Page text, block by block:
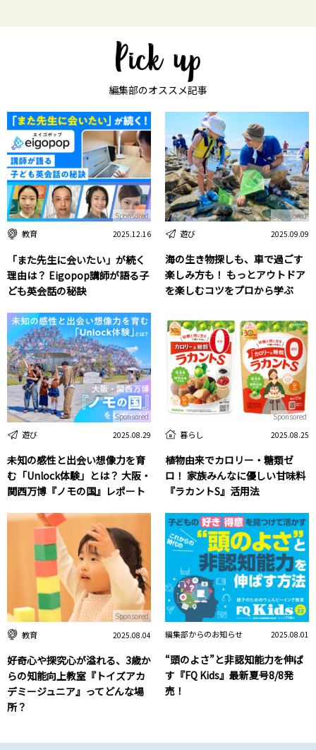
編集部のオススメ記事
教育 2025.12.16
「また先生に会いたい」が続く
理由は？ Eigopop講師が語る子
ども英会話の秘訣
Sponsored
遊び 2025.09.09
海の生き物探しも、車で過ごす
楽しみ方も！ もっとアウトドア
を楽しむコツをプロから学ぶ
Sponsored
遊び 2025.08.29
未知の感性と出会い想像力を育
む「Unlock体験」とは？ 大阪・
関西万博『ノモの国』レポート
Sponsored
暮らし 2025.08.25
植物由来でカロリー・糖類ゼ
ロ！ 家族みんなに優しい甘味料
『ラカントS』活用法
Sponsored
教育 2025.08.04
好奇心や探究心が溢れる、3歳か
らの知能向上教室『トイズアカ
デミージュニア』ってどんな場
所？
Sponsored
編集部からのお知らせ 2025.08.01
“頭のよさ”と非認知能力を伸ば
す『FQ Kids』最新夏号8/8発
売！